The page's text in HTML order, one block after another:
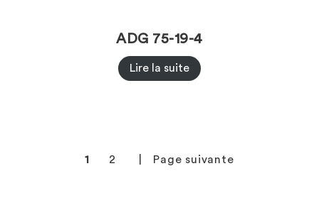
ADG 75-19-4
Lire la suite
1 2 Page suivante